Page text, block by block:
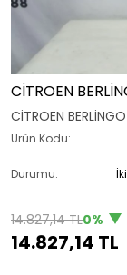
CİTROEN
CİTROEN
Ürün Kodu:
Durumu:
14.827,14 TL0%
14.827,14 TL